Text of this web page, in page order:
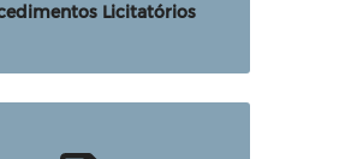
Licitatórios